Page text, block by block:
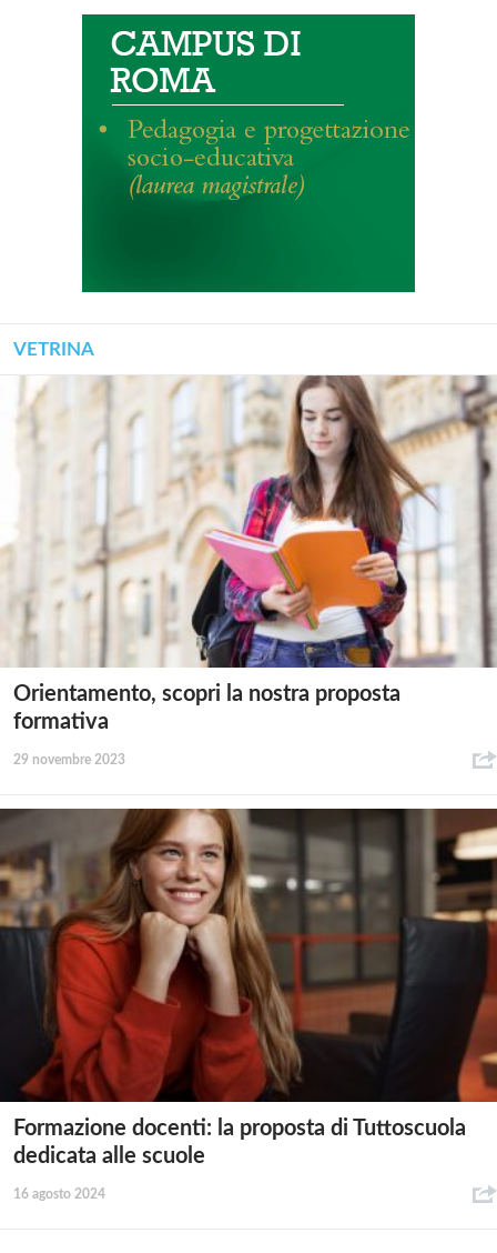
VETRINA
Orientamento, scopri la nostra proposta
formativa
29 novembre 2023
Formazione docenti: la proposta di Tuttoscuola
dedicata alle scuole
16 agosto 2024